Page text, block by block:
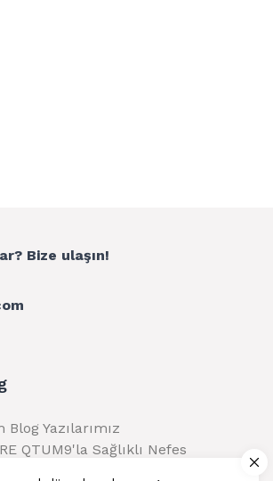
Bize ulaşın!
Blog Yazılarımız
QTUM9'la Sağlıklı Nefes